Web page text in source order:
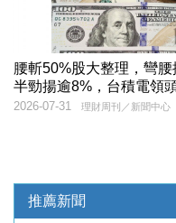
腰斬50%股大整理，彎
半勁揚逾8%，台積電領頭
理財周刊／新聞中心
2026-07-31
推薦新聞